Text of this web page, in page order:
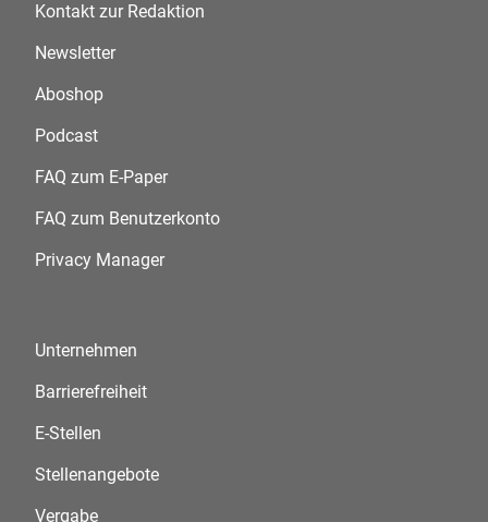
Kontakt zur Redaktion
Newsletter
Aboshop
Podcast
FAQ zum E-Paper
FAQ zum Benutzerkonto
Privacy Manager
Unternehmen
Barrierefreiheit
E-Stellen
Stellenangebote
Vergabe